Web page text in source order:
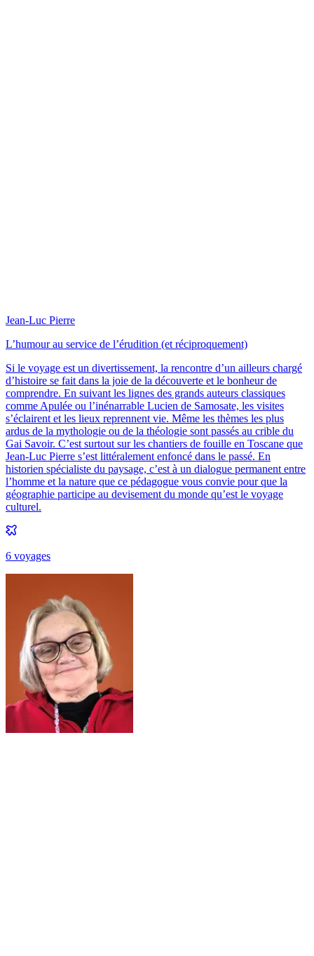
Jean-Luc Pierre
L’humour au service de l’érudition (et réciproquement)
Si le voyage est un divertissement, la rencontre d’un ailleurs chargé
d’histoire se fait dans la joie de la découverte et le bonheur de
comprendre. En suivant les lignes des grands auteurs classiques
comme Apulée ou l’inénarrable Lucien de Samosate, les visites
s’éclairent et les lieux reprennent vie. Même les thèmes les plus
ardus de la mythologie ou de la théologie sont passés au crible du
Gai Savoir. C’est surtout sur les chantiers de fouille en Toscane que
Jean-Luc Pierre s’est littéralement enfoncé dans le passé. En
historien spécialiste du paysage, c’est à un dialogue permanent entre
l’homme et la nature que ce pédagogue vous convie pour que la
géographie participe au devisement du monde qu’est le voyage
culturel.
6 voyages